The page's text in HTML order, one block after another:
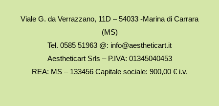
Viale G. da Verrazzano, 11D – 54033 -Marina di Carrara
(MS)
Tel. 0585 51963 @: info@aestheticart.it
Aestheticart Srls – P.IVA: 01345040453
REA: MS – 133456 Capitale sociale: 900,00 € i.v.